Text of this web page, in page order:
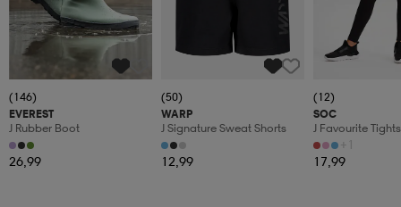
(146)
EVEREST
J Rubber Boot
26,99
(50)
WARP
J Signature Sweat Shorts
12,99
(12)
SOC
J Favourite Tights
+1
17,99